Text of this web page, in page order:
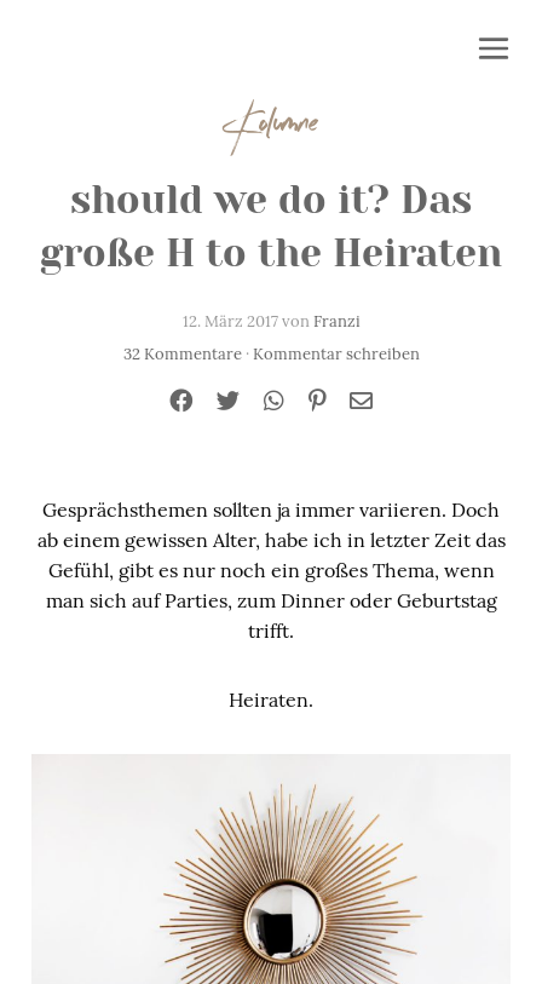
Kolumne
should we do it? Das
große H to the Heiraten
12. März 2017 vonFranzi
32 Kommentare· Kommentar schreiben
Gesprächsthemen sollten ja immer variieren. Doch
ab einem gewissen Alter, habe ich in letzter Zeit das
Gefühl, gibt es nur noch ein großes Thema, wenn
man sich auf Parties, zum Dinner oder Geburtstag
trifft.
Heiraten.